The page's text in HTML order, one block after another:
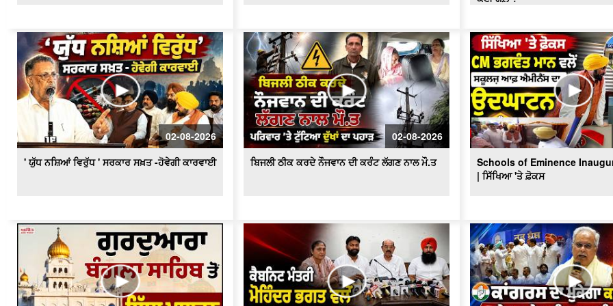
02-08-2026
' ਯੁੱਧ ਨਸ਼ਿਆਂ ਵਿਰੁੱਧ ' ਸਰਕਾਰ ਸਖ਼ਤ -ਹੋਵੇਗੀ ਕਾਰਵਾਈ
02-08-2026
ਬਿਜਲੀ ਠੀਕ ਕਰਦੇ ਨੌਜਵਾਨ ਦੀ ਕਰੰਟ ਲੱਗਣ ਨਾਲ ਮੌ.ਤ
Schools of Eminence
| ਸਿੱਖਿਆ 'ਤੇ ਫ਼ੋਕਸ